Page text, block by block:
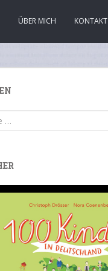
ÜBER MICH KONTAKT